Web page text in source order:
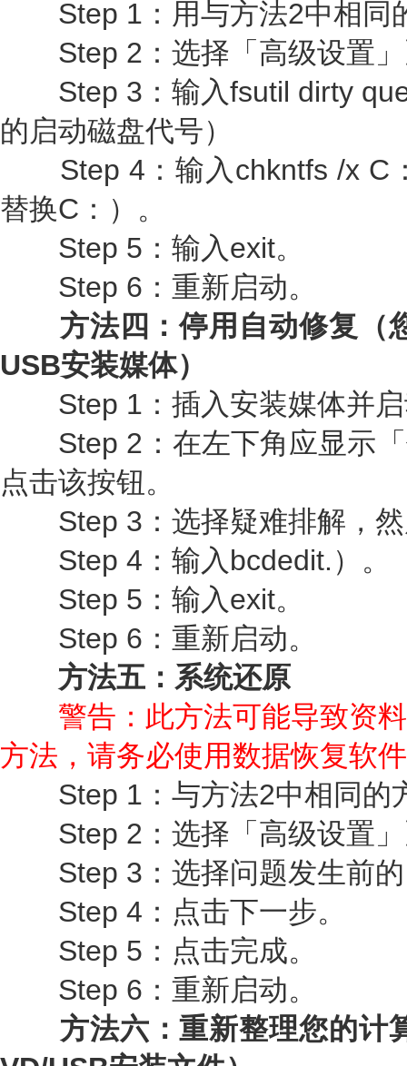
Step 1：用与方法2中相同
Step 2：选择「高级设置」
Step 3：输入fsutil dirty
的启动磁盘代号）
Step 4：输入chkntfs /x C
替换C：）。
Step 5：输入exit。
Step 6：重新启动。
方法四：停用自动修复（
USB安装媒体）
Step 1：插入安装媒体并启
Step 2：在左下角应显示「
点击该按钮。
Step 3：选择疑难排解，然
Step 4：输入bcdedit.）。
Step 5：输入exit。
Step 6：重新启动。
方法五：系统还原
警告：此方法可能导致资料
方法，请务必使用数据恢复软
Step 1：与方法2中相同的
Step 2：选择「高级设置」
Step 3：选择问题发生前的
Step 4：点击下一步。
Step 5：点击完成。
Step 6：重新启动。
方法六：重新整理您的计